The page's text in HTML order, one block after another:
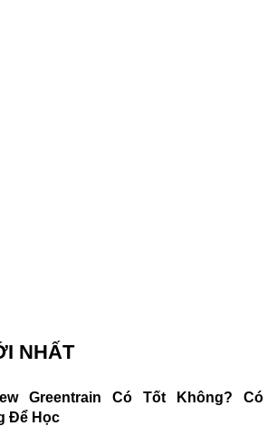
NHẤT
Greentrain Có Tốt Không? Có
Để Học